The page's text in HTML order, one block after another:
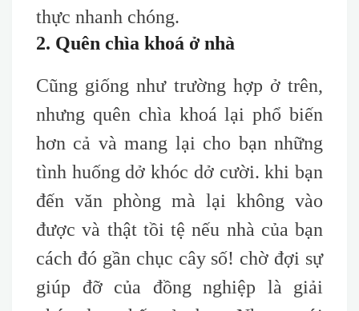
thực nhanh chóng.
2. Quên chìa khoá ở nhà
Cũng giống như trường hợp ở trên,
nhưng quên chìa khoá lại phổ biến
hơn cả và mang lại cho bạn những
tình huống dở khóc dở cười. khi bạn
đến văn phòng mà lại không vào
được và thật tồi tệ nếu nhà của bạn
cách đó gần chục cây số! chờ đợi sự
giúp đỡ của đồng nghiệp là giải